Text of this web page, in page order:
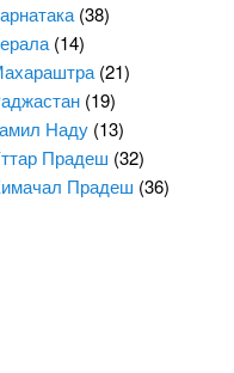
(38)
(14)
(21)
(19)
Наду (13)
Прадеш (32)
Прадеш (36)